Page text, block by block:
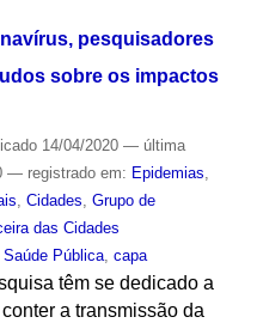
pesquisadores
sobre os impactos
14/04/2020 — última
— registrado em: Epidemias,
, Cidades, Grupo de
das Cidades
Saúde Pública, capa
têm se dedicado a
a transmissão da